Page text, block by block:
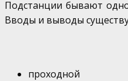
Подстанции бывают
Вводы и выводы
проходной